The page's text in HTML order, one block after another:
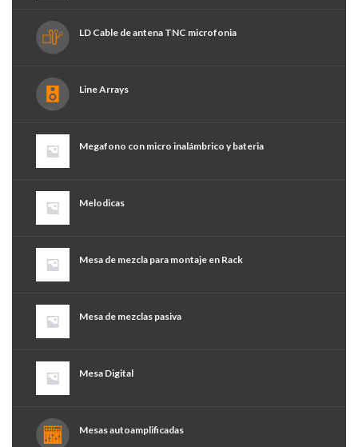
LD Cable de antena TNC microfonia
Line Arrays
Megafono con micro inalámbrico y bateria
Melodicas
Mesa de mezcla para montaje en Rack
Mesa de mezclas pasiva
Mesa Digital
Mesas autoamplificadas